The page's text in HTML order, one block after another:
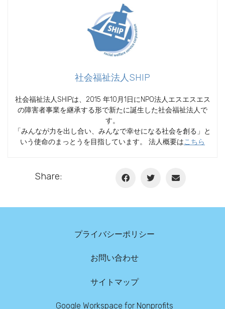
社会福祉法人SHIP
社会福祉法人SHIPは、2015 年10月1日にNPO法人エスエスエス
の障害者事業を継承する形で新たに誕生した社会福祉法人で
す。
「みんなが力を出し合い、みんなで幸せになる社会を創る」と
いう使命のまっとうを目指しています。 法人概要はこちら
Share:
プライバシーポリシー
お問い合わせ
サイトマップ
Google Workspace for Nonprofits